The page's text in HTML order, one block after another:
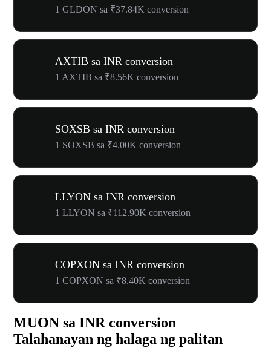
1 GLDON sa ₹37.84K conversion
AXTIB sa INR conversion
1 AXTIB sa ₹8.56K conversion
SOXSB sa INR conversion
1 SOXSB sa ₹4.00K conversion
LLYON sa INR conversion
1 LLYON sa ₹112.90K conversion
COPXON sa INR conversion
1 COPXON sa ₹8.40K conversion
MUON sa INR conversion
Talahanayan ng halaga ng palitan